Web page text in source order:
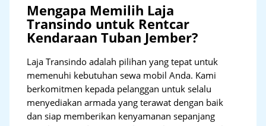
Mengapa Memilih Laja
Transindo untuk Rentcar
Kendaraan Tuban Jember?
Laja Transindo adalah pilihan yang tepat untuk
memenuhi kebutuhan sewa mobil Anda. Kami
berkomitmen kepada pelanggan untuk selalu
menyediakan armada yang terawat dengan baik
dan siap memberikan kenyamanan sepanjang